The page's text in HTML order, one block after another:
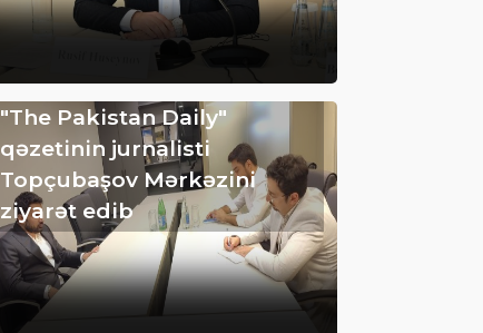
"The Pakistan Daily"
qəzetinin jurnalisti
Topçubaşov Mərkəzini
ziyarət edib